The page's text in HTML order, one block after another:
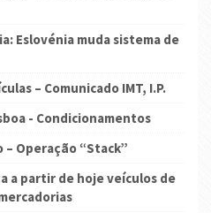
Eslovénia muda sistema de
– Comunicado IMT, I.P.
- Condicionamentos
– Operação “Stack”
a partir de hoje veículos de